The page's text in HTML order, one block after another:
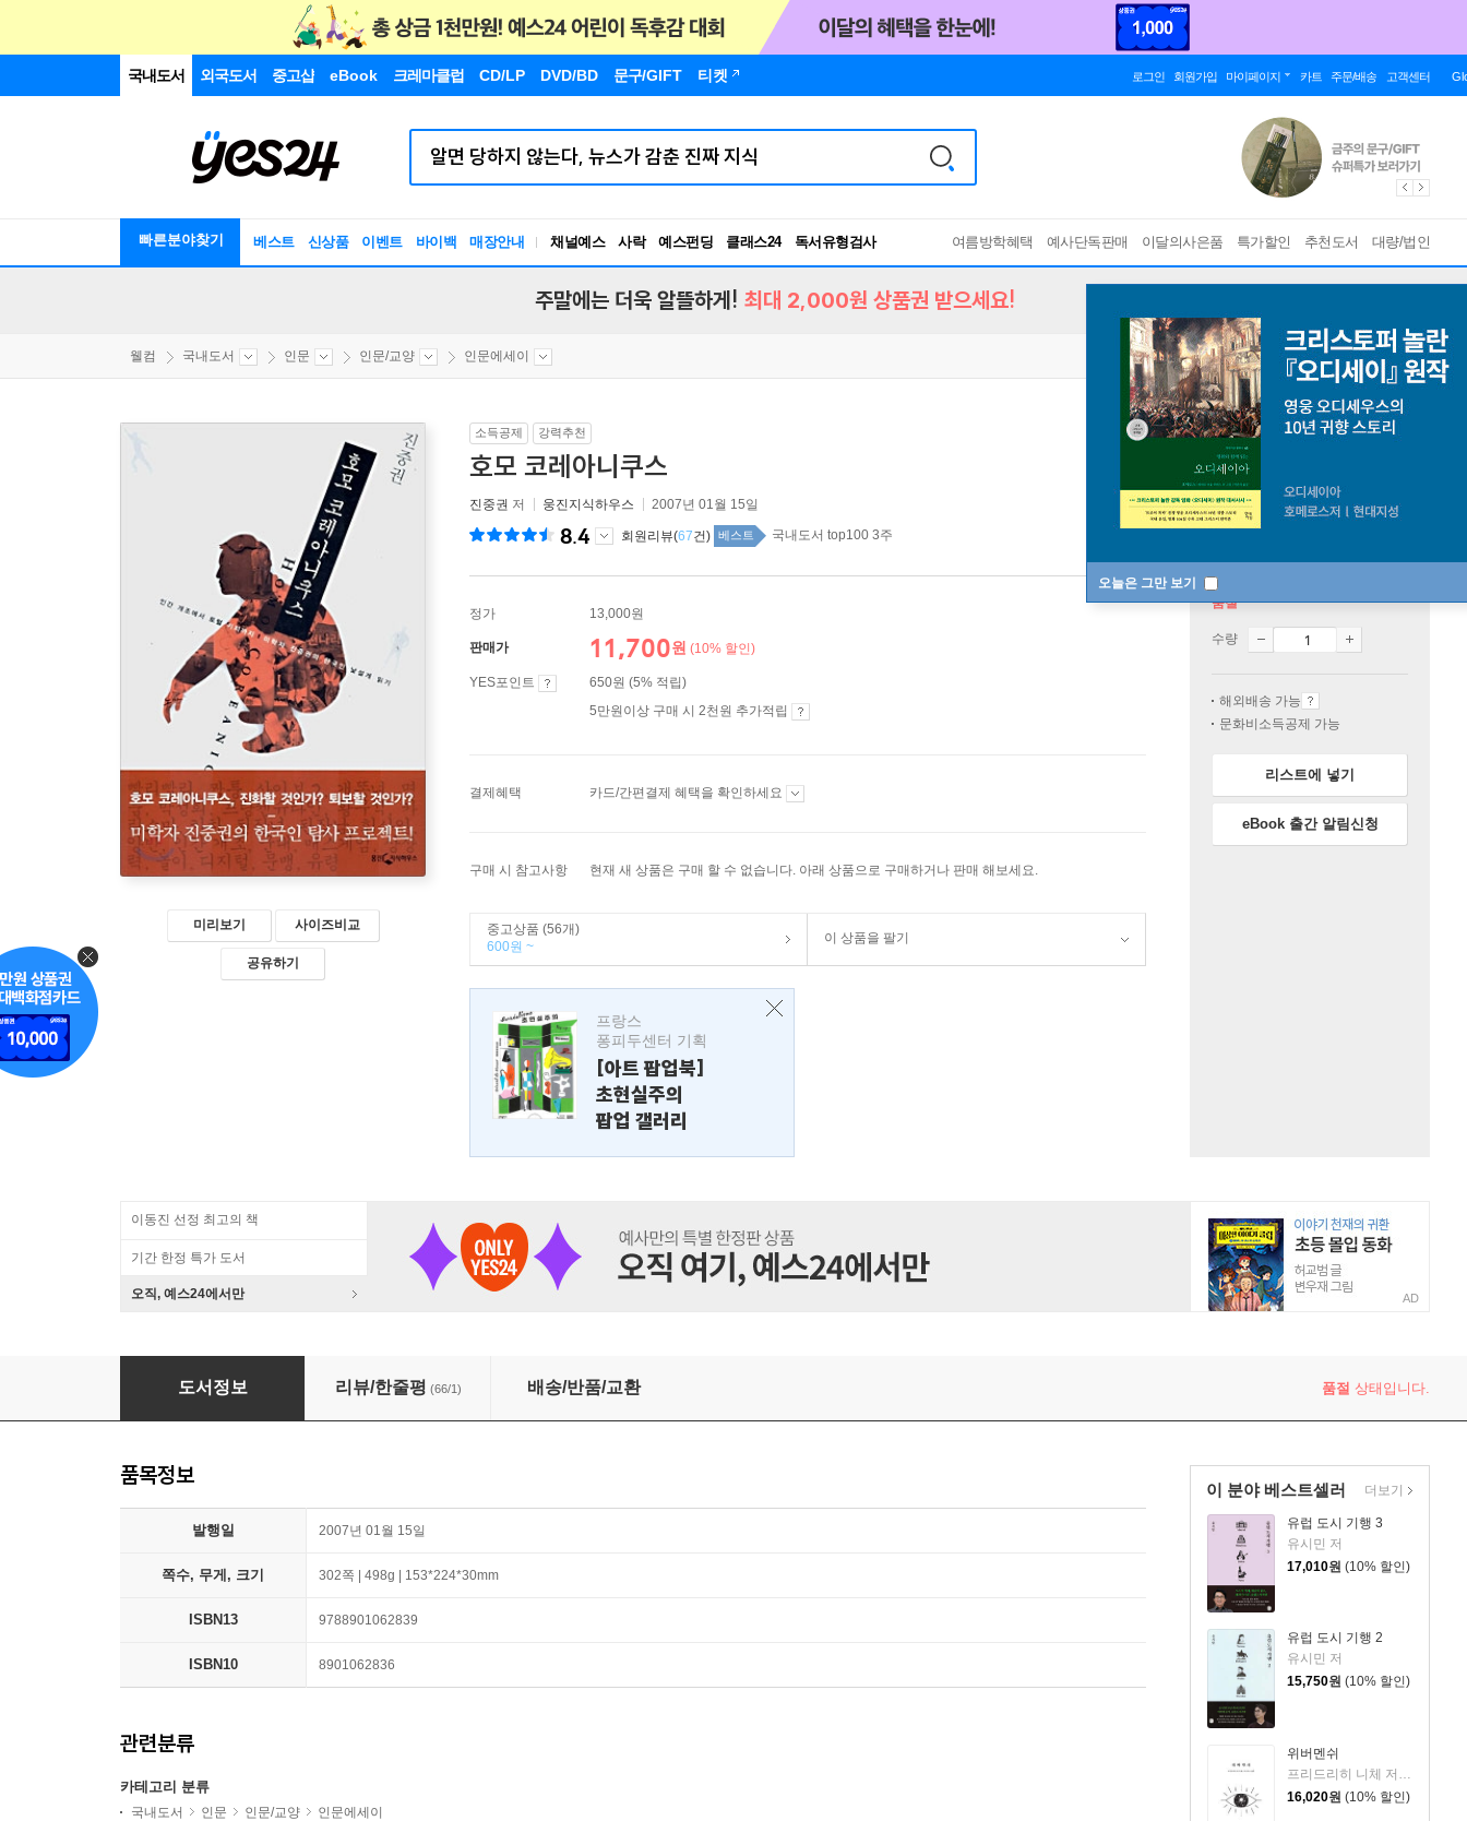
국내도서 외국도서 중고샵 eBook 크레마클럽 CD/LP DVD/BD 문구/GIFT 티켓 로그인 회원가입 마이페이지 카트 주문/배송 고객센터
빠른분야찾기 베스트 신상품 이벤트 바이백 매장안내 채널예스 사락 예스펀딩 클래스24
독서유형검사
RBTI Lab
여름방학혜택 예사단독판매 이달의사은품 특가할인 추천도서 대량/법인
오늘은 그만 보기
주말에는 더욱 알뜰하게! 최대 2,000원 상품권 받으세요!
웰컴 국내도서 인문 인문/교양 인문에세이
미리보기 사이즈비교
공유하기
소득공제 강력추천
호모 코레아니쿠스
진중권 저 웅진지식하우스 2007년 01월 15일
8.4 회원리뷰(67건) 베스트 국내도서 top100 3주
정가 13,000원
판매가 11,700원 (10% 할인)
YES포인트
650원 (5% 적립)
5만원이상 구매 시 2천원 추가적립
결제혜택 카드/간편결제 혜택을 확인하세요
구매 시 참고사항 현재 새 상품은 구매 할 수 없습니다. 아래 상품으로 구매하거나 판매 해보세요.
중고상품 (56개)
600원 ~
이 상품을 팔기
프랑스
퐁피두센터 기획
[아트 팝업북]
초현실주의
팝업 갤러리
품절
수량
해외배송 가능
문화비소득공제 가능
리스트에 넣기
eBook 출간 알림신청
이동진 선정 최고의 책
기간 한정 특가 도서
오직, 예스24에서만 AD
호모 코레아니쿠스
도서정보 리뷰/한줄평 (66/1) 배송/반품/교환 품절 상태입니다.
이 분야 베스트셀러
유럽 도시 기행 3
유시민 저
17,010원 (10% 할인)
유럽 도시 기행 2
유시민 저
15,750원 (10% 할인)
위버멘쉬
16,020원 (10% 할인)
더보기
품목정보
발행일 2007년 01월 15일
쪽수, 무게, 크기 302쪽 | 498g | 153*224*30mm
ISBN13 9788901062839
ISBN10 8901062836
관련분류
카테고리 분류
국내도서 인문 인문/교양
인문에세이